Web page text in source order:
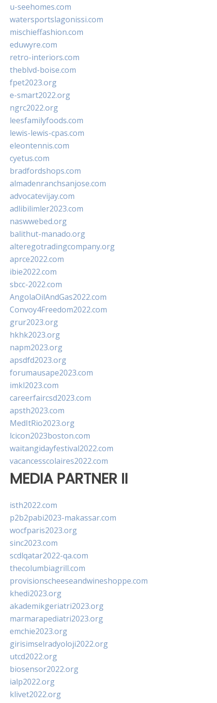
u-seehomes.com
watersportslagonissi.com
mischieffashion.com
eduwyre.com
retro-interiors.com
theblvd-boise.com
fpet2023.org
e-smart2022.org
ngrc2022.org
leesfamilyfoods.com
lewis-lewis-cpas.com
eleontennis.com
cyetus.com
bradfordshops.com
almadenranchsanjose.com
advocatevijay.com
adlibilimler2023.com
naswwebed.org
balithut-manado.org
alteregotradingcompany.org
aprce2022.com
ibie2022.com
sbcc-2022.com
AngolaOilAndGas2022.com
Convoy4Freedom2022.com
grur2023.org
hkhk2023.org
napm2023.org
apsdfd2023.org
forumausape2023.com
imkl2023.com
careerfaircsd2023.com
apsth2023.com
MedItRio2023.org
lcicon2023boston.com
waitangidayfestival2022.com
vacancesscolaires2022.com
MEDIA PARTNER II
isth2022.com
p2b2pabi2023-makassar.com
wocfparis2023.org
sinc2023.com
scdlqatar2022-qa.com
thecolumbiagrill.com
provisionscheeseandwineshoppe.com
khedi2023.org
akademikgeriatri2023.org
marmarapediatri2023.org
emchie2023.org
girisimselradyoloji2022.org
utcd2022.org
biosensor2022.org
ialp2022.org
klivet2022.org